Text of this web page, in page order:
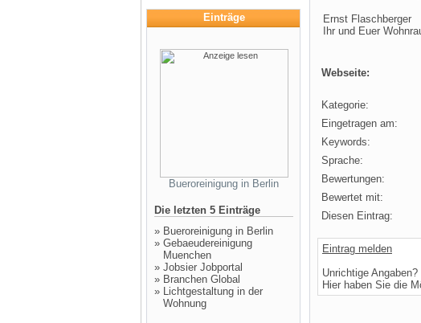
Einträge
Bueroreinigung in Berlin
Die letzten 5 Einträge
» Bueroreinigung in Berlin
» Gebaeudereinigung
Muenchen
» Jobsier Jobportal
» Branchen Global
» Lichtgestaltung in der
Wohnung
Ernst Flaschberger
Ihr und Euer
Webseite:
Kategorie:
Eingetragen am:
Keywords:
Sprache:
Bewertungen:
Bewertet mit:
Diesen Eintrag:
Eintrag melden
Unrichtige
Hier haben Sie die